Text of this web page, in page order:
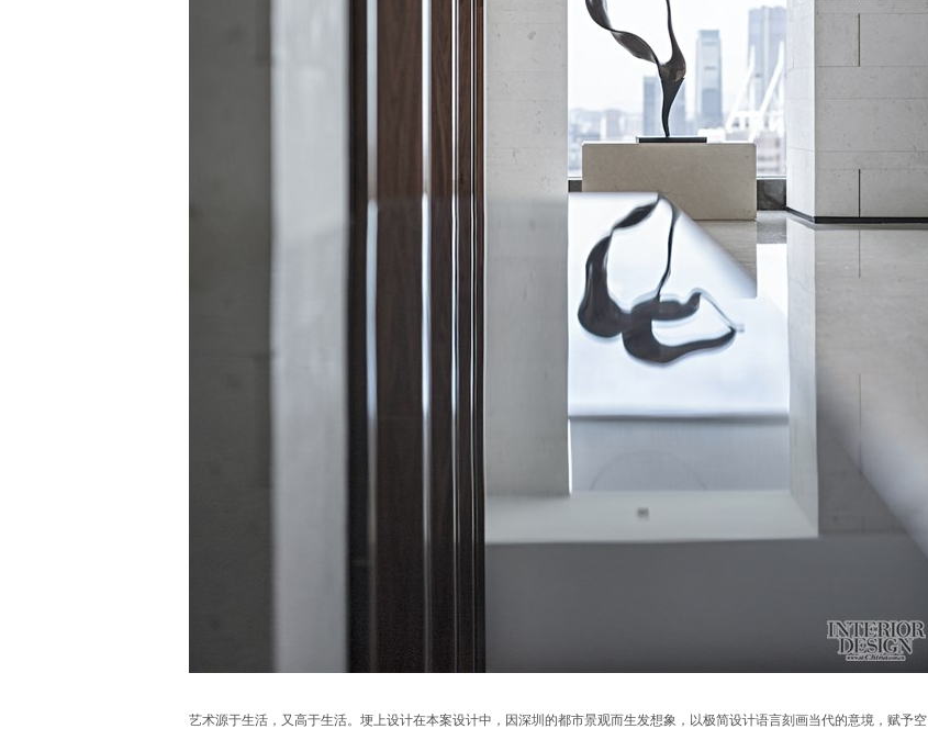
艺术源于生活，又高于生活。埂上设计在本案设计中，因深圳的都市景观而生发想象，以极简设计语言刻画当代的意境，赋予空